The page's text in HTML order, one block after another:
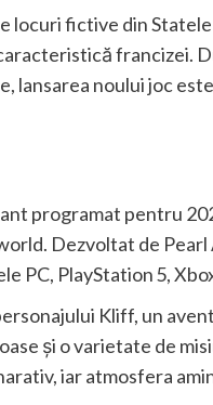
locuri fictive din
francizei.
lansarea noului joc
programat pentru
Dezvoltat de
PC, PlayStation 5,
Kliff, un
și o varietate de
iar atmosfera